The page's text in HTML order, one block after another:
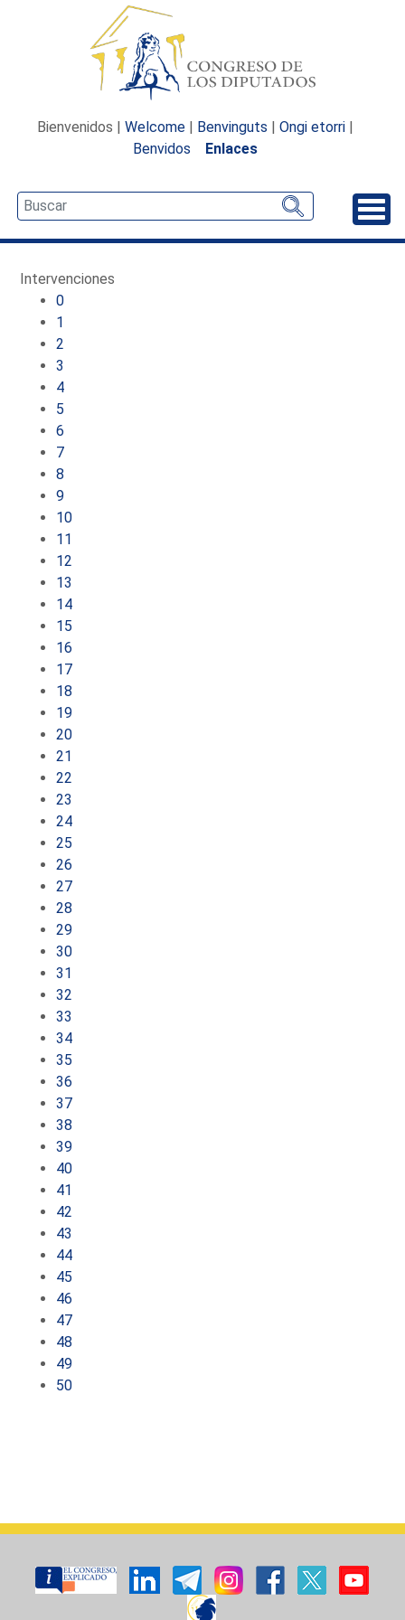
Bienvenidos | Welcome | Benvinguts | Ongi etorri |
Benvidos
Enlaces
Intervenciones
0
1
2
3
4
5
6
7
8
9
10
11
12
13
14
15
16
17
18
19
20
21
22
23
24
25
26
27
28
29
30
31
32
33
34
35
36
37
38
39
40
41
42
43
44
45
46
47
48
49
50